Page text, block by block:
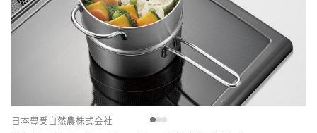
日本豊受自然農株式会社